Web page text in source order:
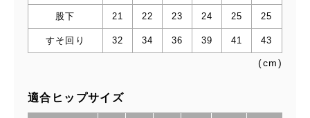
股下 21 22 23 24 25 25
すそ回り 32 34 36 39 41 43
(cm)
適合ヒップサイズ